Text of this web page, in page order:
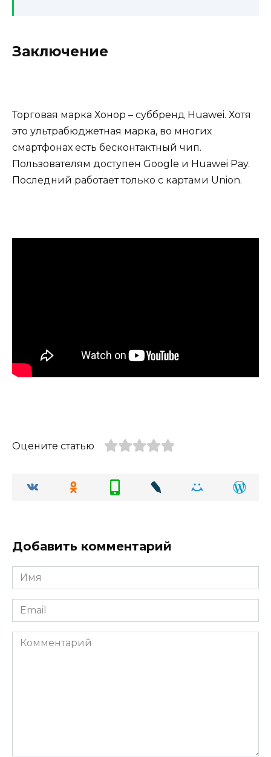
Заключение
Торговая марка Хонор – суббренд Huawei. Хотя
это ультрабюджетная марка, во многих
смартфонах есть бесконтактный чип.
Пользователям доступен Google и Huawei Pay.
Последний работает только с картами Union.
Оцените статью
Добавить комментарий
Имя
Email
Комментарий